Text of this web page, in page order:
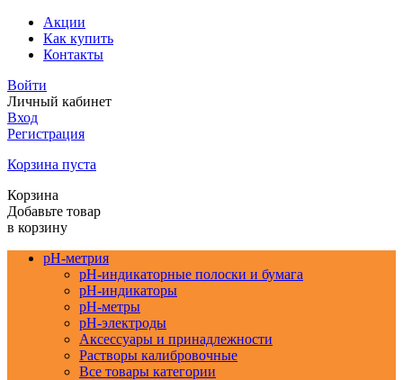
Акции
Как купить
Контакты
Войти
Личный кабинет
Вход
Регистрация
Корзина пуста
Корзина
Добавьте товар
в корзину
pH-метрия
pH-индикаторные полоски и бумага
pH-индикаторы
pH-метры
pH-электроды
Аксессуары и принадлежности
Растворы калибровочные
Все товары категории